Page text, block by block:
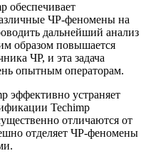
обеспечивает
ЧР-феномены на
дальнейший анализ
образом повышается
ЧР, и эта задача
опытным операторам.
эффективно устраняет
Techimp
отличаются от
отделяет ЧР-феномены